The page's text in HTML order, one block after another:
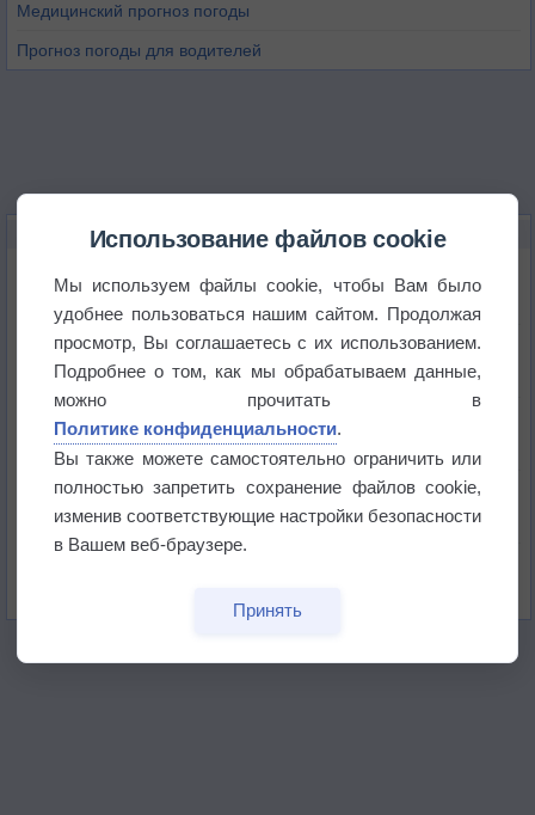
Медицинский прогноз погоды
Прогноз погоды для водителей
НОВОЕ О ПОГОДЕ
Погода в Краснодаре 6 августа
Погода в Санкт-Петербурге 6 августа
Погода в Москве 6 августа
Июль в России стал самым тёплым за всю
Использование файлов cookie
Мы используем файлы cookie, чтобы Вам было
удобнее пользоваться нашим сайтом. Продолжая
просмотр, Вы соглашаетесь с их использованием.
Подробнее о том, как мы обрабатываем данные,
можно прочитать в
Политике конфиденциальности.
Вы также можете самостоятельно ограничить или
полностью запретить сохранение файлов cookie,
изменив соответствующие настройки безопасности
в Вашем веб-браузере.
Принять